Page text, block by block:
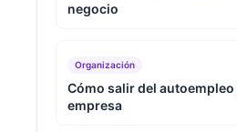
negocio
Organización
Cómo salir del
empresa